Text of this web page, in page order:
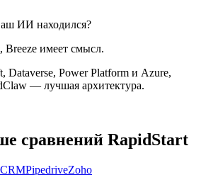
ИИ находился?
имеет смысл.
Power Platform и Azure,
— лучшая архитектура.
сравнений RapidStart
PipedriveZoho